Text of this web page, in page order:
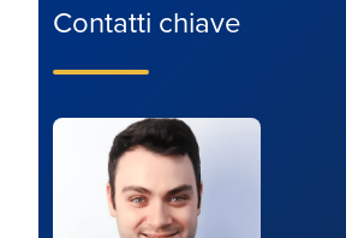
Contatti chiave